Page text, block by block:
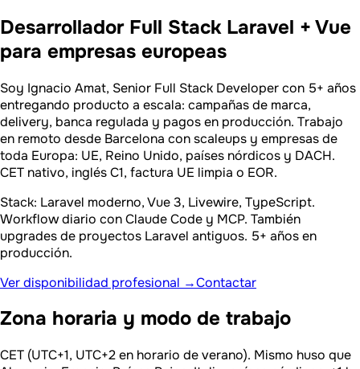
Desarrollador Full Stack Laravel + Vue
para empresas europeas
Soy Ignacio Amat, Senior Full Stack Developer con 5+ años
entregando producto a escala: campañas de marca,
delivery, banca regulada y pagos en producción. Trabajo
en remoto desde Barcelona con scaleups y empresas de
toda Europa: UE, Reino Unido, países nórdicos y DACH.
CET nativo, inglés C1, factura UE limpia o EOR.
Stack: Laravel moderno, Vue 3, Livewire, TypeScript.
Workflow diario con Claude Code y MCP. También
upgrades de proyectos Laravel antiguos. 5+ años en
producción.
Ver disponibilidad profesional →Contactar
Zona horaria y modo de trabajo
CET (UTC+1, UTC+2 en horario de verano). Mismo huso que